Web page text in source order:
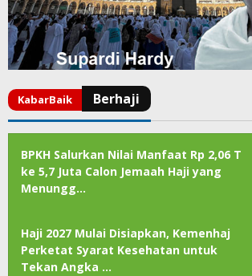
BPKH Salurkan Nilai Manfaat Rp 2,06 T
ke 5,7 Juta Calon Jemaah Haji yang
Menungg…
Haji 2027 Mulai Disiapkan, Kemenhaj
Perketat Syarat Kesehatan untuk
Tekan Angka …